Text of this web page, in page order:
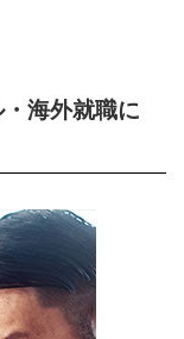
海外就職に